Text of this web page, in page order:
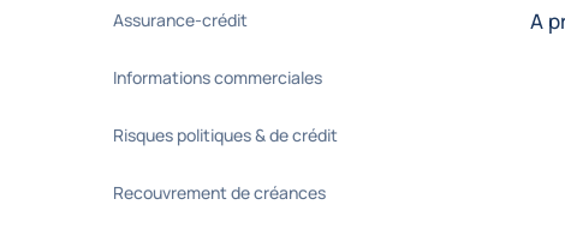
Assurance-crédit
Informations commerciales
Risques politiques & de crédit
Recouvrement de créances
A